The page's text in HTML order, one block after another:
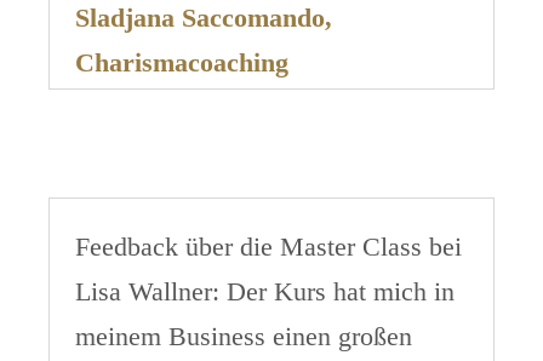
Sladjana Saccomando,
Charismacoaching
Feedback über die Master Class bei
Lisa Wallner: Der Kurs hat mich in
meinem Business einen großen